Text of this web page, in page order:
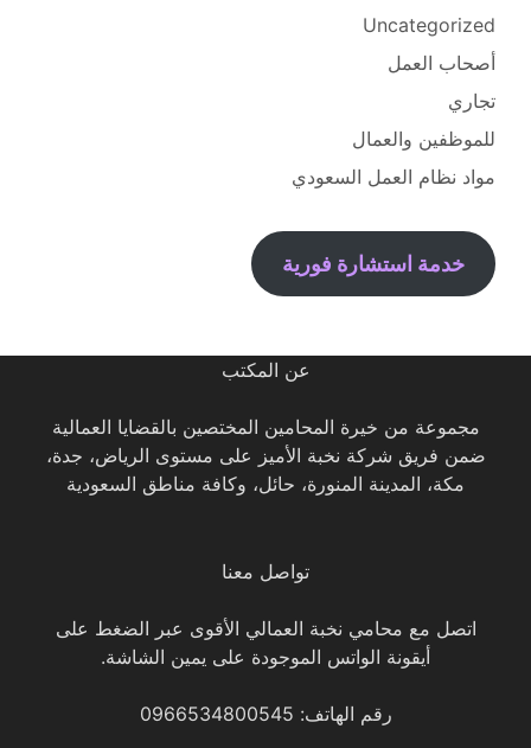
Uncategorized
أصحاب العمل
تجاري
للموظفين والعمال
مواد نظام العمل السعودي
خدمة استشارة فورية
عن المكتب
مجموعة من خيرة المحامين المختصين بالقضايا العمالية
ضمن فريق شركة نخبة الأميز على مستوى الرياض، جدة،
مكة، المدينة المنورة، حائل، وكافة مناطق السعودية
تواصل معنا
اتصل مع محامي نخبة العمالي الأقوى عبر الضغط على
أيقونة الواتس الموجودة على يمين الشاشة.
رقم الهاتف: 0966534800545